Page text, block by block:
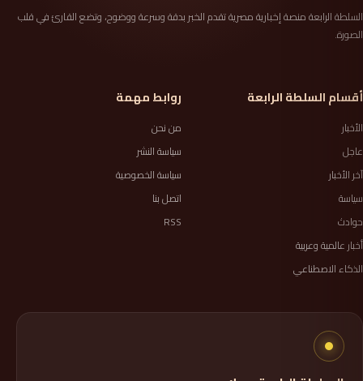
السلطة الرابعة منصة إخبارية مصرية تقدم الخبر بدقة وسرعة ووضوح، وتضع القارئ في قلب
الصورة.
أقسام السلطة الرابعة
الأخبار
عاجل
آخر الأخبار
سياسة
حوادث
أخبار عالمية وعربية
الذكاء الاصطناعي
روابط مهمة
من نحن
سياسة النشر
سياسة الخصوصية
اتصل بنا
RSS